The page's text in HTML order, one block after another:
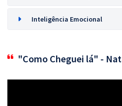
Inteligência Emocional
"Como Cheguei lá" -